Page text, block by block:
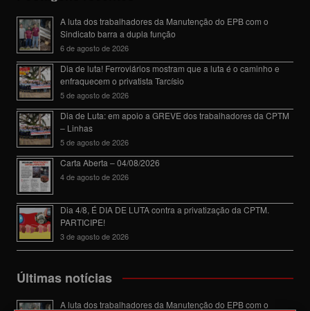
A luta dos trabalhadores da Manutenção do EPB com o
Sindicato barra a dupla função
6 de agosto de 2026
Dia de luta! Ferroviários mostram que a luta é o caminho e
enfraquecem o privatista Tarcísio
5 de agosto de 2026
Dia de Luta: em apoio a GREVE dos trabalhadores da CPTM
– Linhas
5 de agosto de 2026
Carta Aberta – 04/08/2026
4 de agosto de 2026
Dia 4/8, É DIA DE LUTA contra a privatização da CPTM.
PARTICIPE!
3 de agosto de 2026
Últimas notícias
A luta dos trabalhadores da Manutenção do EPB com o